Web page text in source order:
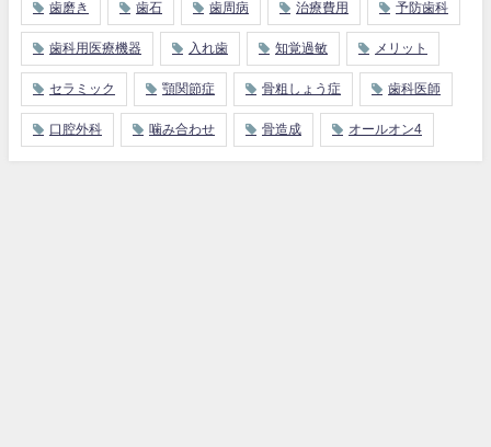
歯磨き 歯石 歯周病 治療費用 予防歯科
歯科用医療機器 入れ歯 知覚過敏 メリット
セラミック 顎関節症 骨粗しょう症 歯科医師
口腔外科 噛み合わせ 骨造成 オールオン4